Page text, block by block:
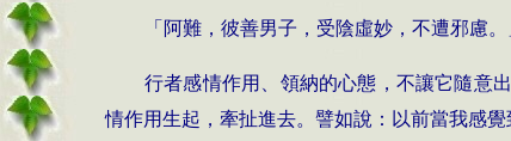
「阿難，彼善男子，受陰虛妙，不遭邪慮。
行者感情作用、領納的心態，不讓它隨意
情作用生起，牽扯進去。譬如說：以前當我感